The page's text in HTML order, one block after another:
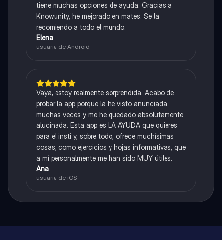
tiene muchas opciones de ayuda. Gracias a
Knowunity, he mejorado en mates. Se la
recomiendo a todo el mundo.
Elena
usuaria de Android
Vaya, estoy realmente sorprendida. Acabo de
probar la app porque la he visto anunciada
muchas veces y me he quedado absolutamente
alucinada. Esta app es LA AYUDA que quieres
para el insti y, sobre todo, ofrece muchísimas
cosas, como ejercicios y hojas informativas, que
a mí personalmente me han sido MUY útiles.
Ana
usuaria de iOS